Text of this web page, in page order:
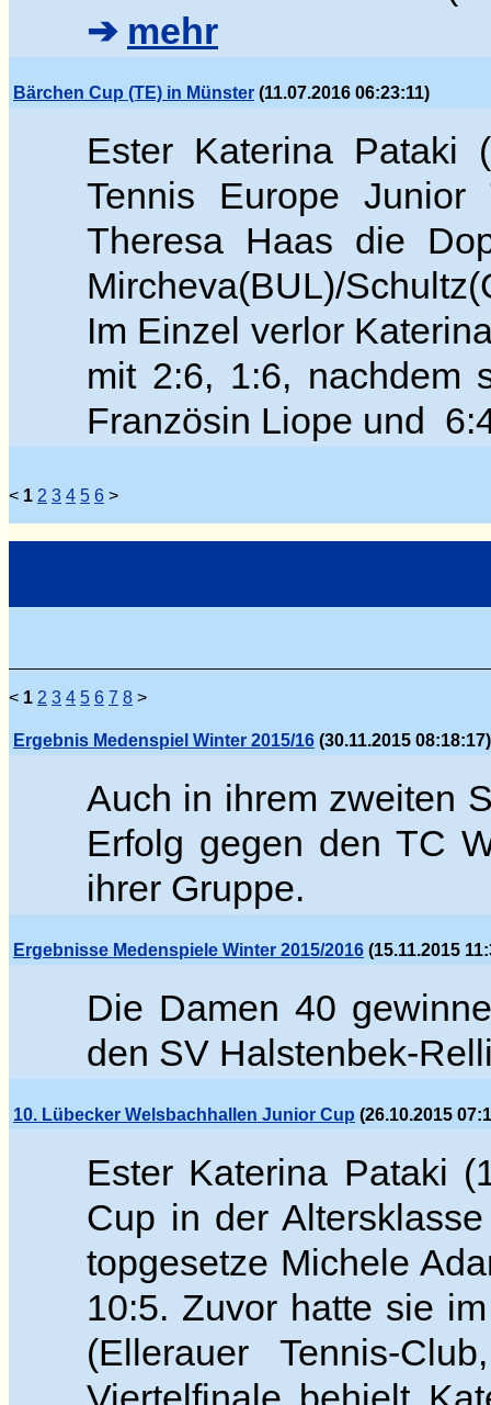
➔ mehr
Bärchen Cup (TE) in Münster (11.07.2016 06:23:11)
Ester Katerina Pataki
Tennis Europe
Theresa Haas die
Mircheva(BUL)/
Im Einzel verlor
mit 2:6, 1:6, nachdem
Französin Liope und
< 1 2 3 4 5 6 >
< 1 2 3 4 5 6 7 8 >
Ergebnis Medenspiel Winter 2015/16 (30.11.2015 08:18:17)
Auch in ihrem zweiten
Erfolg gegen den TC
ihrer Gruppe.
Ergebnisse Medenspiele Winter 2015/2016 (15.11.2015
Die Damen 40
den SV Halstenbek-
10. Lübecker Welsbachhallen Junior Cup (26.10.2015
Ester Katerina Pataki
Cup in der
topgesetze Michele
10:5. Zuvor hatte sie
(Ellerauer Tennis-